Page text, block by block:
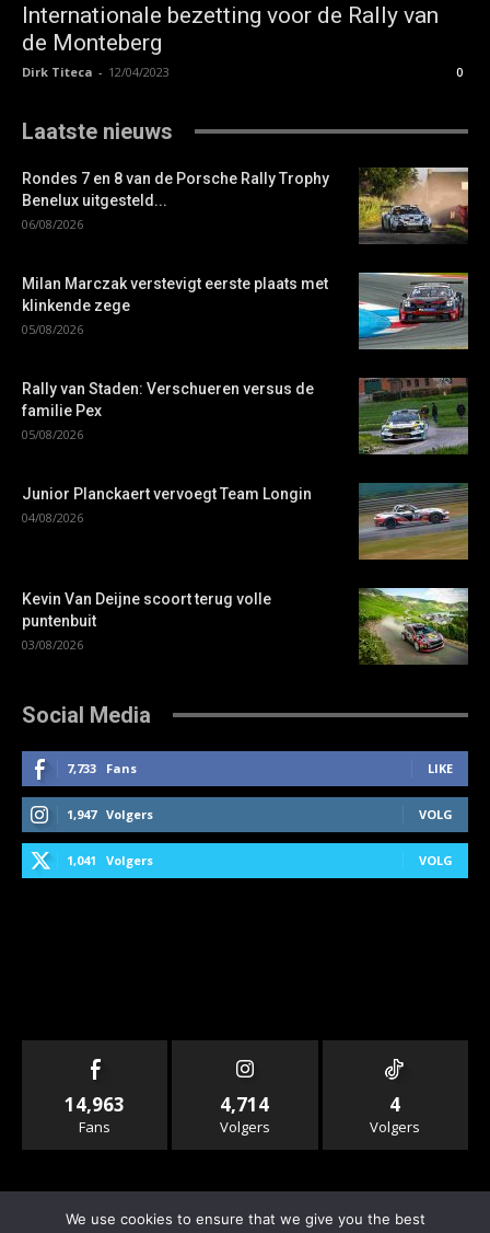
Internationale bezetting voor de Rally van
de Monteberg
Dirk Titeca - 12/04/2023 0
Laatste nieuws
Rondes 7 en 8 van de Porsche Rally Trophy
Benelux uitgesteld...
06/08/2026
Milan Marczak verstevigt eerste plaats met
klinkende zege
05/08/2026
Rally van Staden: Verschueren versus de
familie Pex
05/08/2026
Junior Planckaert vervoegt Team Longin
04/08/2026
Kevin Van Deijne scoort terug volle
puntenbuit
03/08/2026
Social Media
7,733 Fans LIKE
1,947 Volgers VOLG
1,041 Volgers VOLG
14,963
Fans
4,714
Volgers
4
Volgers
We use cookies to ensure that we give you the best